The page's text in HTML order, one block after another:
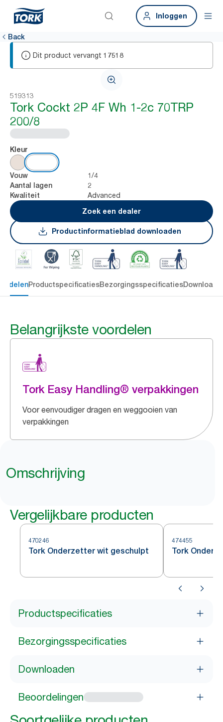
Inloggen
Back
Dit product vervangt 17518
519313
Tork Cockt 2P 4F Wh 1-2c 70TRP
200/8
Kleur
Vouw 1/4
Aantal lagen 2
Kwaliteit
Advanced
Zoek een dealer
Productinformatieblad downloaden
ProductspecificatiesBezorgingsspecificaties
Belangrijkste voordelen
Tork Easy Handling® verpakkingen
Voor eenvoudiger dragen en weggooien van
verpakkingen
Omschrijving
Vergelijkbare producten
470246
Tork Onderzetter wit geschulpt
474455
Tork
Productspecificaties
Bezorgingsspecificaties
Downloaden
Beoordelingen